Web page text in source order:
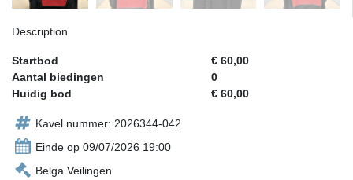
Description
Startbod
€ 60,00
Aantal biedingen
0
Huidig bod
€ 60,00
Kavel nummer: 2026344-042
Einde op 09/07/2026 19:00
Belga Veilingen